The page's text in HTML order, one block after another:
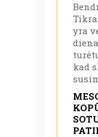
yra
kad